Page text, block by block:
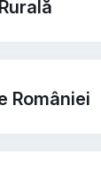
României